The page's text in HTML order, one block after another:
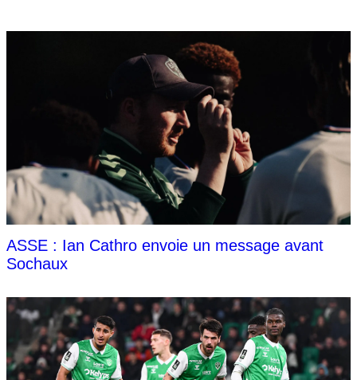
ASSE : Ian Cathro envoie un message avant
Sochaux